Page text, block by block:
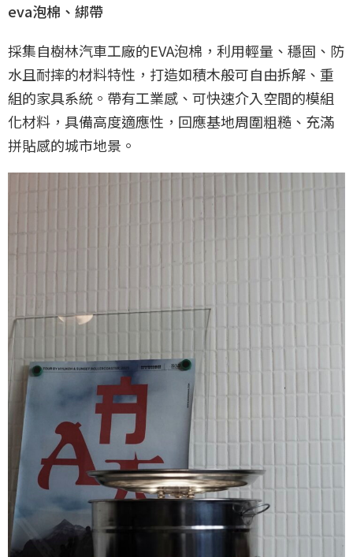
eva泡棉、綁帶
採集自樹林汽車工廠的EVA泡棉，利用輕量、穩固、防
水且耐摔的材料特性，打造如積木般可自由拆解、重
組的家具系統。帶有工業感、可快速介入空間的模組
化材料，具備高度適應性，回應基地周圍粗糙、充滿
拼貼感的城市地景。